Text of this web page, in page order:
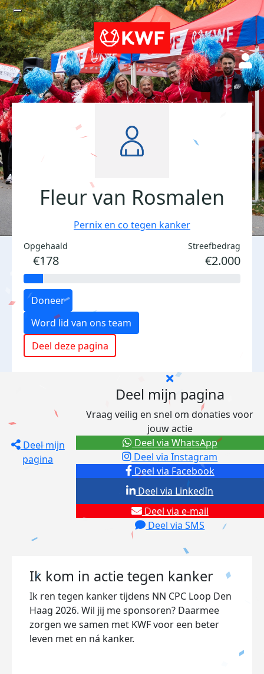
Fleur van Rosmalen
Pernix en co tegen kanker
Opgehaald
€178
Streefbedrag
€2.000
Doneer
Word lid van ons team
Deel deze pagina
Deel mijn
pagina
Deel mijn pagina
Vraag veilig en snel om donaties voor
jouw actie
Deel via Facebook
Deel via Instagram
Deel via e-mail
Deel via SMS
Deel via LinkedIn
Deel via WhatsApp
Ik kom in actie tegen kanker
Ik ren tegen kanker tijdens NN CPC Loop Den
Haag 2026. Wil jij me sponsoren? Daarmee
zorgen we samen met KWF voor een beter
leven met en ná kanker.